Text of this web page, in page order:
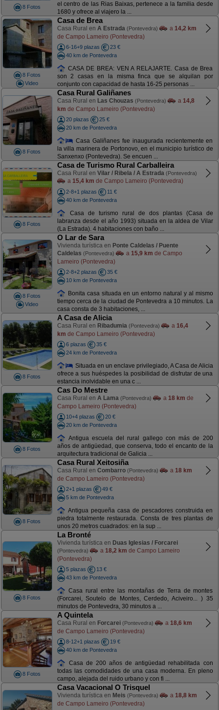
8 Fotos
el centro de las Rias Baixas, pertenece a la familia desde
1680 y ofrece al viajero la ...
8 Fotos
Video
Casa de Brea
Casa Rural en A Estrada (Pontevedra) a 14,2 km
de Campo Lameiro (Pontevedra)
6-16+9 plazas
23 €
40 km de Pontevedra
CASA DE BREA: VEN A RELAJARTE. Casa de Brea
son 2 casas en la misma finca que se alquilan por
conjunto con capacidad de hasta 16-25 personas ...
8 Fotos
Casa Rural Galiñanes
Casa Rural en Las Chouzas (Pontevedra) a 14,8
km de Campo Lameiro (Pontevedra)
20 plazas
25 €
20 km de Pontevedra
Casa Galiñanes fue inaugurada recientemente en
la villa marinera de Portonovo, en el municipio turístico de
Sanxenxo (Pontevedra). Se encuen ...
8 Fotos
Casa de Turismo Rural Carballeira
Casa Rural en Vilar / Ribela / A Estrada (Pontevedra)
a 15,4 km de Campo Lameiro (Pontevedra)
2-8+1 plazas
11 €
40 km de Pontevedra
Casa de turismo rural de dos plantas (Casa de
labranza desde el año 1993) situada en la aldea de Vilar
(La Estrada). 4 habitaciones con baño ...
8 Fotos
Video
O Lar de Sara
Vivienda turística en Ponte Caldelas / Puente
Caldelas (Pontevedra) a 15,9 km de Campo
Lameiro (Pontevedra)
2-8+2 plazas
35 €
10 km de Pontevedra
Bonita casa situada en un entorno natural y al mismo
tiempo cerca de la ciudad de Pontevedra a 10 minutos. La
casa consta de 3 habitaciones, ...
8 Fotos
A Casa de Alicia
Casa Rural en Ribadumia (Pontevedra) a 16,4
km de Campo Lameiro (Pontevedra)
6 plazas
35 €
24 km de Pontevedra
Situada en un enclave privilegiado, A Casa de Alicia
ofrece a sus huéspedes la posibilidad de disfrutar de una
estancia inolvidable en una c ...
8 Fotos
Cas Do Mestre
Casa Rural en A Lama (Pontevedra) a 18 km de
Campo Lameiro (Pontevedra)
10+4 plazas
20 €
20 km de Pontevedra
Antigua escuela del rural gallego con más de 200
años de antigüedad, que conserva, todo el encanto de la
arquitectura tradicional de Galicia ...
8 Fotos
Casa Rural Xeitosiña
Casa Rural en Combarro (Pontevedra) a 18 km
de Campo Lameiro (Pontevedra)
2+1 plazas
49 €
5 km de Pontevedra
Antigua pequeña casa de pescadores construida en
piedra totalmente restaurada. Consta de tres plantas de
unos 20 metros cuadrados: en la sup ...
8 Fotos
La Bronté
Vivienda turística en Duas Iglesias / Forcarei
(Pontevedra) a 18,2 km de Campo Lameiro
(Pontevedra)
5 plazas
13 €
43 km de Pontevedra
Casa rural entre las montañas de Terra de montes
(Forcarei, Soutelo de Montes, Cerdedo, Aciveiro... ) 35
minutos de Pontevedra, 30 minutos a ...
8 Fotos
A Quintela
Casa Rural en Forcarei (Pontevedra) a 18,6 km
de Campo Lameiro (Pontevedra)
8-12+1 plazas
19 €
40 km de Pontevedra
Casa de 200 años de antigüedad rehabilitada con
todas las comodidades de una casa moderna. En pleno
campo, alejada del ruido urbano y con fi ...
Casa Vacacional O Trisquel
Vivienda turística en Meis (Pontevedra) a 18,8 km
de Campo Lameiro (Pontevedra)